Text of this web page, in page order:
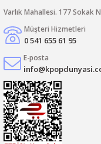
Varlık Mahallesi. 177 Sokak
Müşteri Hizmetleri
0 541 655 61 95
E-posta